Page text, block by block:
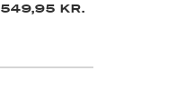
549,95 KR.